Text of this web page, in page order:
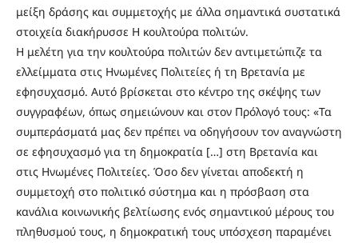
μείξη δράσης και συμμετοχής με άλλα σημαντικά συστατικά
στοιχεία διακήρυσσε Η κουλτούρα πολιτών.
Η μελέτη για την κουλτούρα πολιτών δεν αντιμετώπιζε τα
ελλείμματα στις Ηνωμένες Πολιτείες ή τη Βρετανία με
εφησυχασμό. Αυτό βρίσκεται στο κέντρο της σκέψης των
συγγραφέων, όπως σημειώνουν και στον Πρόλογό τους: «Τα
συμπεράσματά μας δεν πρέπει να οδηγήσουν τον αναγνώστη
σε εφησυχασμό για τη δημοκρατία […] στη Βρετανία και
στις Ηνωμένες Πολιτείες. Όσο δεν γίνεται αποδεκτή η
συμμετοχή στο πολιτικό σύστημα και η πρόσβαση στα
κανάλια κοινωνικής βελτίωσης ενός σημαντικού μέρους του
πληθυσμού τους, η δημοκρατική τους υπόσχεση παραμένει